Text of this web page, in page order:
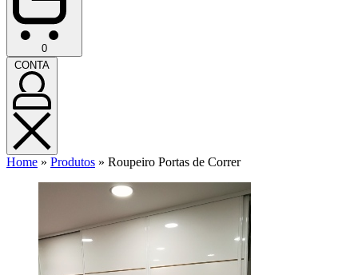
0CARRINHO
(0)
CONTA
CONTA
Home » Produtos » Roupeiro Portas de Correr